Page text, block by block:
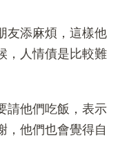
友添麻煩，這樣他
，人情債是比較難
請他們吃飯，表示
，他們也會覺得自